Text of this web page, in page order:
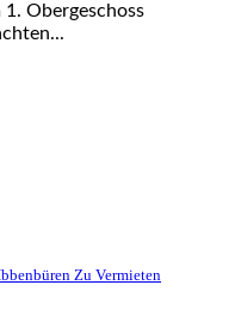
Obergeschoss
Zu Vermieten